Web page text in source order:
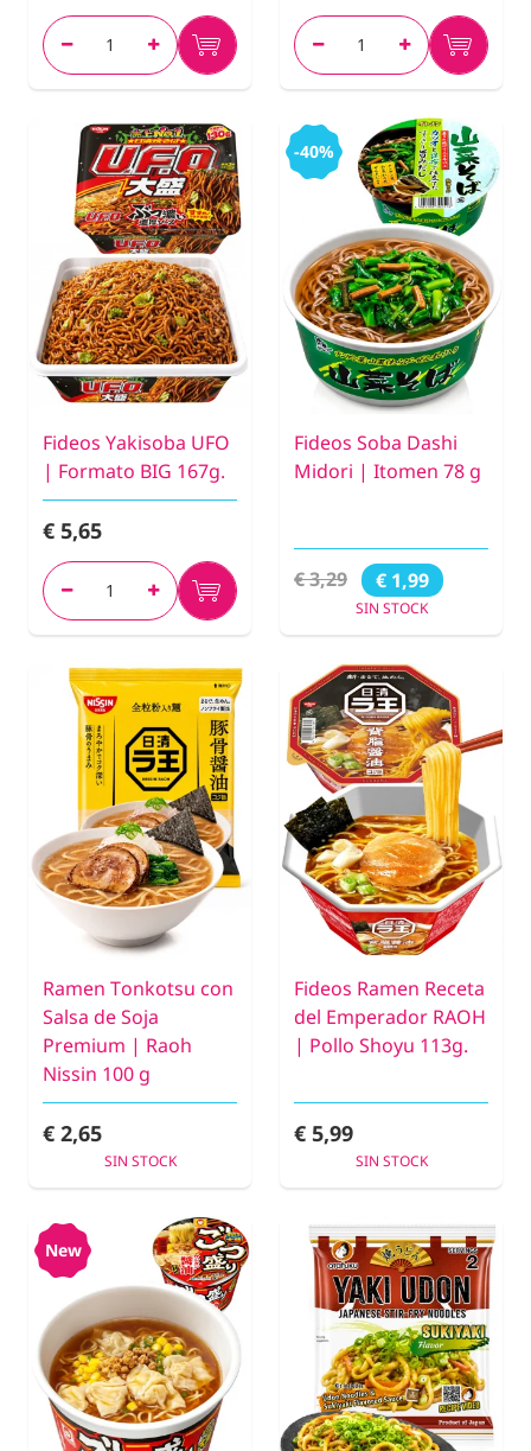
Fideos Yakisoba UFO
| Formato BIG 167g.
€ 5,65
-40%
Fideos Soba Dashi
Midori | Itomen 78 g
€ 3,29 € 1,99
SIN STOCK
Ramen Tonkotsu con
Salsa de Soja
Premium | Raoh
Nissin 100 g
€ 2,65
SIN STOCK
Fideos Ramen Receta
del Emperador RAOH
| Pollo Shoyu 113g.
€ 5,99
SIN STOCK
New